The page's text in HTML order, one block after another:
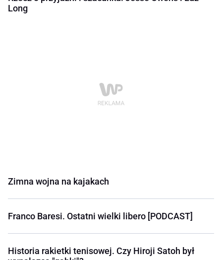
Long
Zimna wojna na kajakach
Franco Baresi. Ostatni wielki libero [PODCAST]
Historia rakietki tenisowej. Czy Hiroji Satoh był